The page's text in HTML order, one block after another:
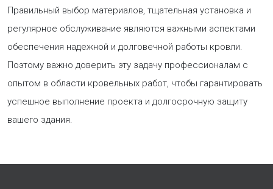
Правильный выбор материалов, тщательная установка и
регулярное обслуживание являются важными аспектами
обеспечения надежной и долговечной работы кровли.
Поэтому важно доверить эту задачу профессионалам с
опытом в области кровельных работ, чтобы гарантировать
успешное выполнение проекта и долгосрочную защиту
вашего здания.